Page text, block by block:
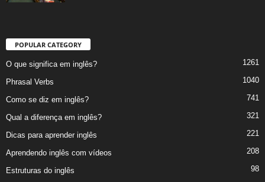
POPULAR CATEGORY
O que significa em inglês? 1261
Phrasal Verbs 1040
Como se diz em inglês? 741
Qual a diferença em inglês? 321
Dicas para aprender inglês 221
Aprendendo inglês com vídeos 208
Estruturas do inglês 98